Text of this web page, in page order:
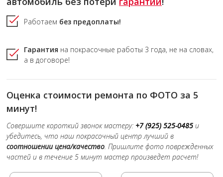
Работаем без предоплаты!
Гарантия на покрасочные работы 3 года, не на словах,
а в договоре!
Оценка стоимости ремонта по ФОТО за 5
минут!
Совершите короткий звонок мастеру: +7 (925) 525-0485 и
убедитесь, что наш покрасочный центр лучший в
соотношении цена/качество. Пришлите фото поврежденных
частей и в течение 5 минут мастер произведет расчет!